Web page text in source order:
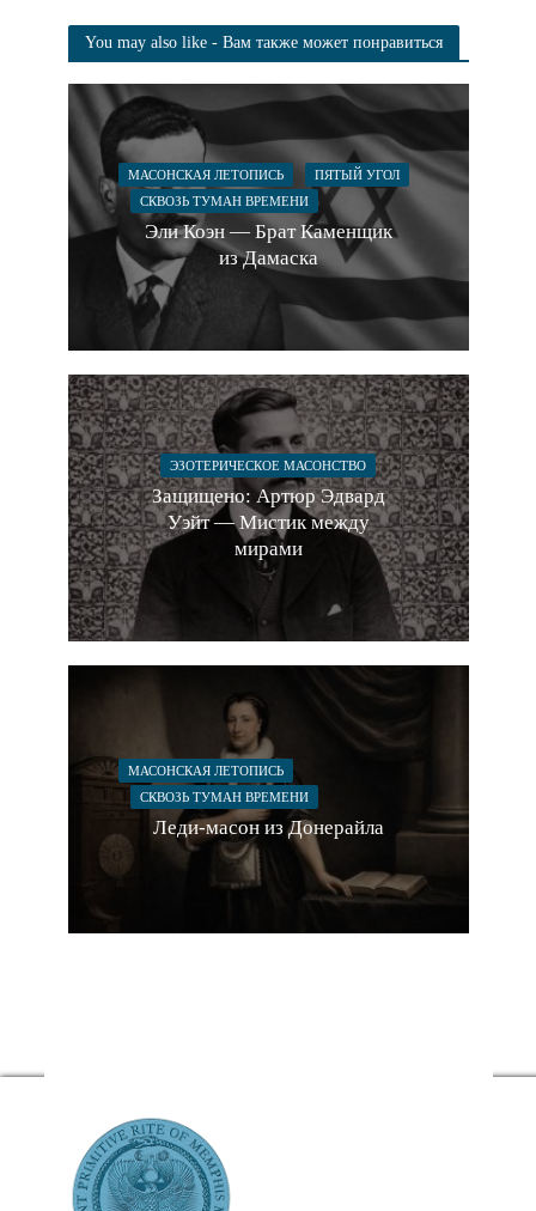
You may also like - Вам также может понравиться
МАСОНСКАЯ ЛЕТОПИСЬ
ПЯТЫЙ УГОЛ
СКВОЗЬ ТУМАН ВРЕМЕНИ
Эли Коэн — Брат Каменщик
из Дамаска
ЭЗОТЕРИЧЕСКОЕ МАСОНСТВО
Защищено: Артюр Эдвард
Уэйт — Мистик между
мирами
МАСОНСКАЯ ЛЕТОПИСЬ
СКВОЗЬ ТУМАН ВРЕМЕНИ
Леди-масон из Донерайла